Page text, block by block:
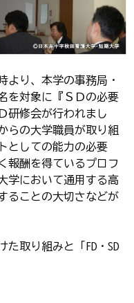
より、本学の事務局・
を対象に『ＳＤの必要
研修会が行われまし
らの大学職員が取り組
としての能力の必要
報酬を得ているプロフ
学において通用する高
ることの大切さなどが
取り組みと「FD・SD